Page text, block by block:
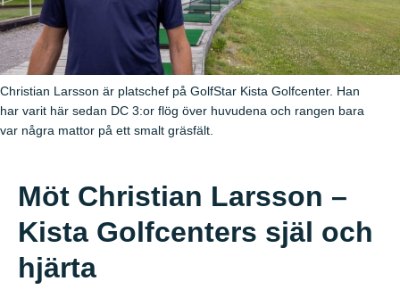
Christian Larsson är platschef på GolfStar Kista Golfcenter. Han
har varit här sedan DC 3:or flög över huvudena och rangen bara
var några mattor på ett smalt gräsfält.
Möt Christian Larsson –
Kista Golfcenters själ och
hjärta